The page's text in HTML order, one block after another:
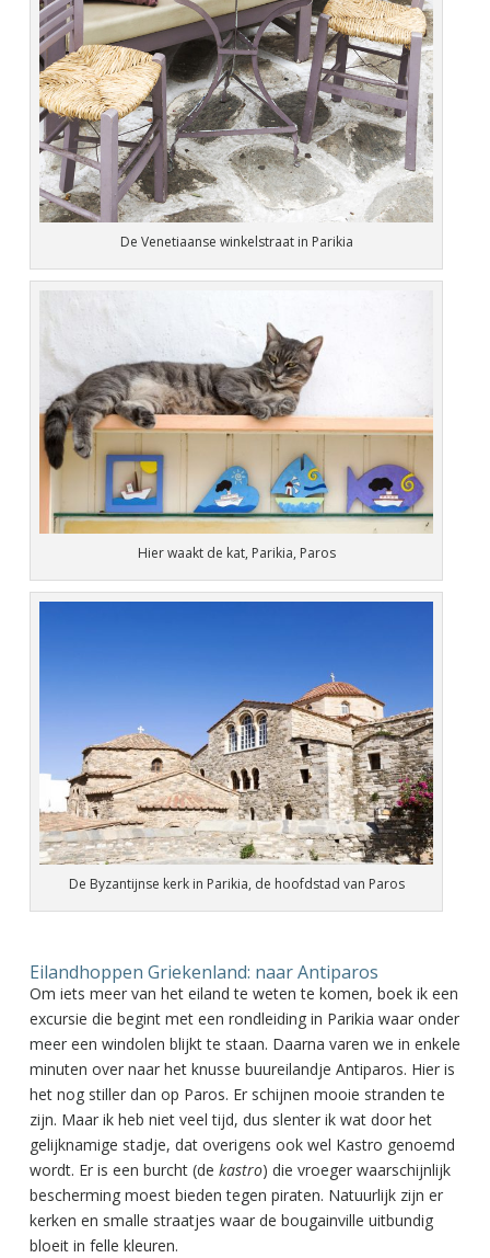
De Venetiaanse winkelstraat in Parikia
Hier waakt de kat, Parikia, Paros
De Byzantijnse kerk in Parikia, de hoofdstad van Paros
Eilandhoppen Griekenland: naar Antiparos
Om iets meer van het eiland te weten te komen, boek ik een
excursie die begint met een rondleiding in Parikia waar onder
meer een windolen blijkt te staan. Daarna varen we in enkele
minuten over naar het knusse buureilandje Antiparos. Hier is
het nog stiller dan op Paros. Er schijnen mooie stranden te
zijn. Maar ik heb niet veel tijd, dus slenter ik wat door het
gelijknamige stadje, dat overigens ook wel Kastro genoemd
wordt. Er is een burcht (de kastro) die vroeger waarschijnlijk
bescherming moest bieden tegen piraten. Natuurlijk zijn er
kerken en smalle straatjes waar de bougainville uitbundig
bloeit in felle kleuren.